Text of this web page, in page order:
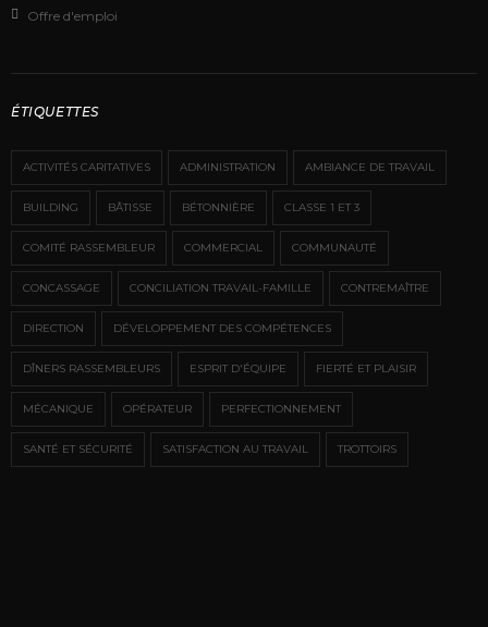
Offre d'emploi
ÉTIQUETTES
ACTIVITÉS CARITATIVES ADMINISTRATION AMBIANCE DE TRAVAIL
BUILDING BÂTISSE BÉTONNIÈRE CLASSE 1 ET 3
COMITÉ RASSEMBLEUR COMMERCIAL COMMUNAUTÉ
CONCASSAGE CONCILIATION TRAVAIL-FAMILLE CONTREMAÎTRE
DIRECTION DÉVELOPPEMENT DES COMPÉTENCES
DÎNERS RASSEMBLEURS ESPRIT D'ÉQUIPE FIERTÉ ET PLAISIR
MÉCANIQUE OPÉRATEUR PERFECTIONNEMENT
SANTÉ ET SÉCURITÉ SATISFACTION AU TRAVAIL TROTTOIRS